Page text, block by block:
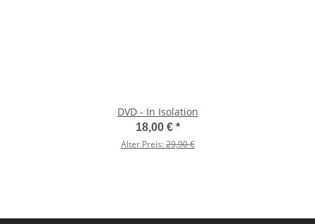
DVD - In Isolation
18,00 € *
Alter Preis:29,90 €